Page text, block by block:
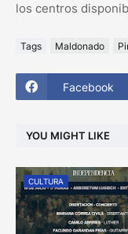
los centros
Tags Maldonado
Facebook
YOU MIGHT LIKE
CULTURA